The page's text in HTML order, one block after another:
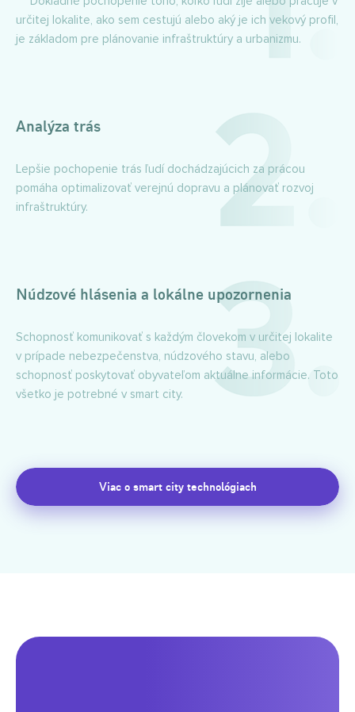
určitej lokalite, ako sem cestujú alebo aký je ich vekový profil,
je základom pre plánovanie infraštruktúry a urbanizmu.
Analýza trás
Lepšie pochopenie trás ľudí dochádzajúcich za prácou
pomáha optimalizovať verejnú dopravu a plánovať rozvoj
infraštruktúry.
Núdzové hlásenia a lokálne upozornenia
Schopnosť komunikovať s každým človekom v určitej lokalite
v prípade nebezpečenstva, núdzového stavu, alebo
schopnosť poskytovať obyvateľom aktuálne informácie. Toto
všetko je potrebné v smart city.
Viac o smart city technológiach